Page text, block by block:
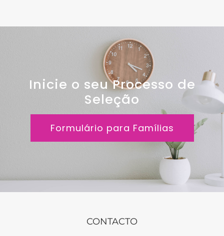
Inicie o seu Processo de
Seleção
Formulário para Famílias
CONTACTO